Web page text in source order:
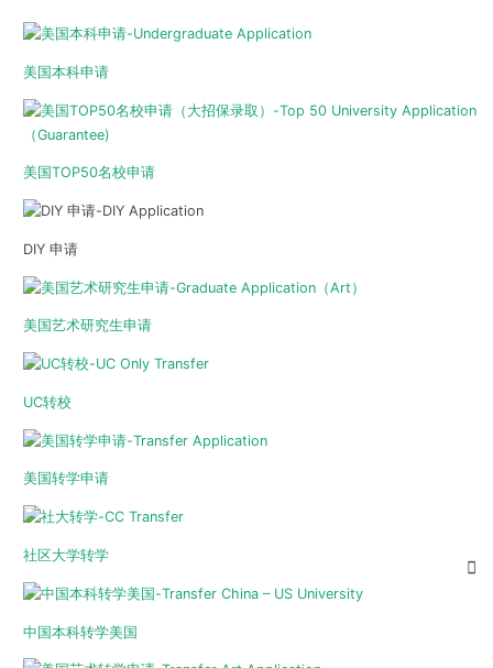
美国本科申请
美国TOP50名校申请
DIY 申请
美国艺术研究生申请
UC转校
美国转学申请
社区大学转学
中国本科转学美国